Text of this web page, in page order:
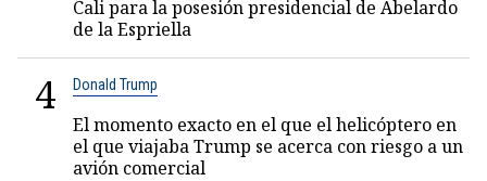
Cali para la posesión presidencial de Abelardo
de la Espriella
4 Donald Trump
El momento exacto en el que el helicóptero en
el que viajaba Trump se acerca con riesgo a un
avión comercial